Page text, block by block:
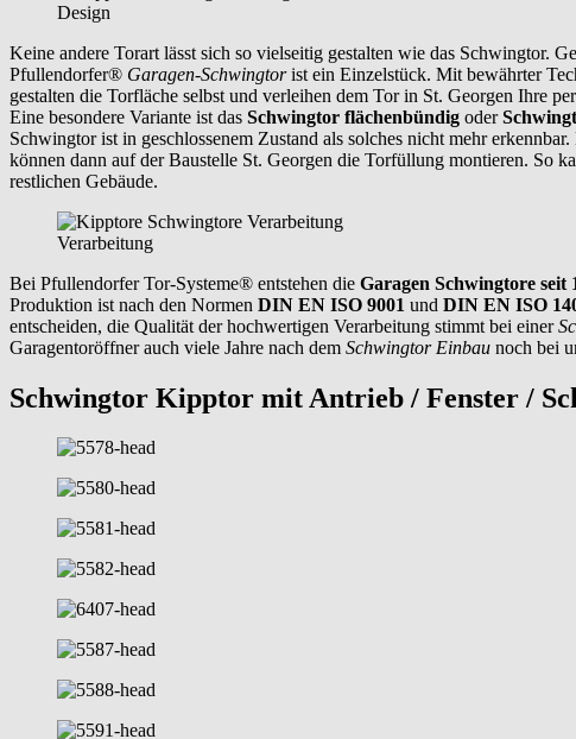
Design
Keine andere Torart lässt sich so vielseitig gestalten wie das Schwingtor.
Pfullendorfer® Garagen-Schwingtorist ein Einzelstück. Mit bewährter
gestalten die Torfläche selbst und verleihen dem Tor in St. Georgen Ihre
Eine besondere Variante ist das Schwingtor flächenbündig oder
Schwingtor ist in geschlossenem Zustand als solches nicht mehr
können dann auf der Baustelle St. Georgen die Torfüllung montieren. So
restlichen Gebäude.
Verarbeitung
Bei Pfullendorfer Tor-Systeme® entstehen die Garagen Schwingtore seit
Produktion ist nach den Normen DIN EN ISO 9001 und DIN EN ISO
entscheiden, die Qualität der hochwertigen Verarbeitung stimmt bei einer
Garagentoröffner auch viele Jahre nach dem Schwingtor Einbau noch bei
Schwingtor Kipptor mit Antrieb / Fenster /